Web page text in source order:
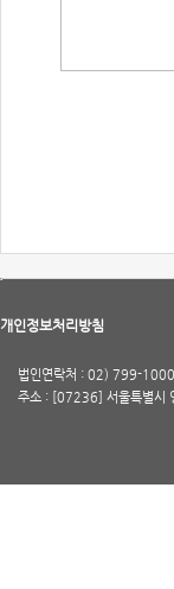
개인정보처리방침
법인연락처 : 02) 799-1000
주소 : [07236] 서울특별시